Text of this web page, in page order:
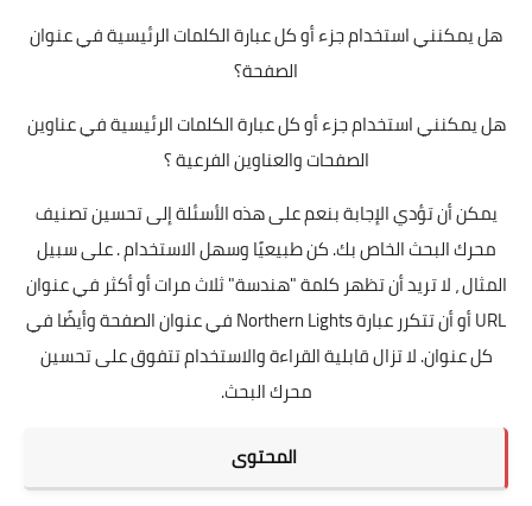
هل يمكنني استخدام جزء أو كل عبارة الكلمات الرئيسية في عنوان
الصفحة؟
هل يمكنني استخدام جزء أو كل عبارة الكلمات الرئيسية في عناوين
الصفحات والعناوين الفرعية ؟
يمكن أن تؤدي الإجابة بنعم على هذه الأسئلة إلى تحسين تصنيف
محرك البحث الخاص بك. كن طبيعيًا وسهل الاستخدام . على سبيل
المثال ، لا تريد أن تظهر كلمة "هندسة" ثلاث مرات أو أكثر في عنوان
URL أو أن تتكرر عبارة Northern Lights في عنوان الصفحة وأيضًا في
كل عنوان. لا تزال قابلية القراءة والاستخدام تتفوق على تحسين
محرك البحث.
المحتوى